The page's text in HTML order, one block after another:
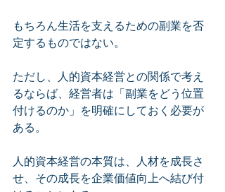
もちろん生活を支えるための副業を否
定するものではない。
ただし、人的資本経営との関係で考え
るならば、経営者は「副業をどう位置
付けるのか」を明確にしておく必要が
ある。
人的資本経営の本質は、人材を成長さ
せ、その成長を企業価値向上へ結び付